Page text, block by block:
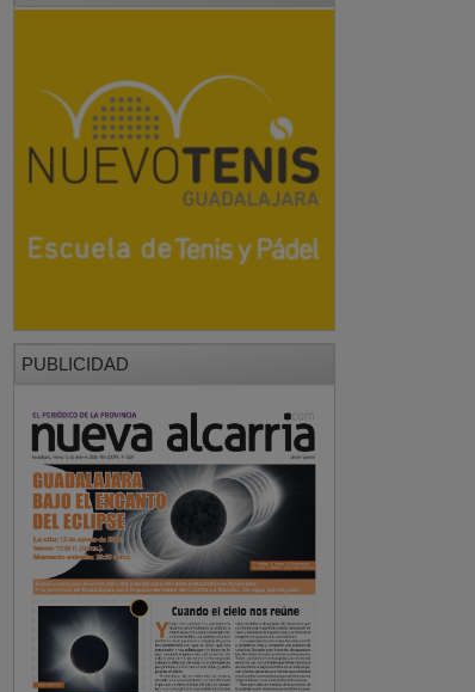
PUBLICIDAD